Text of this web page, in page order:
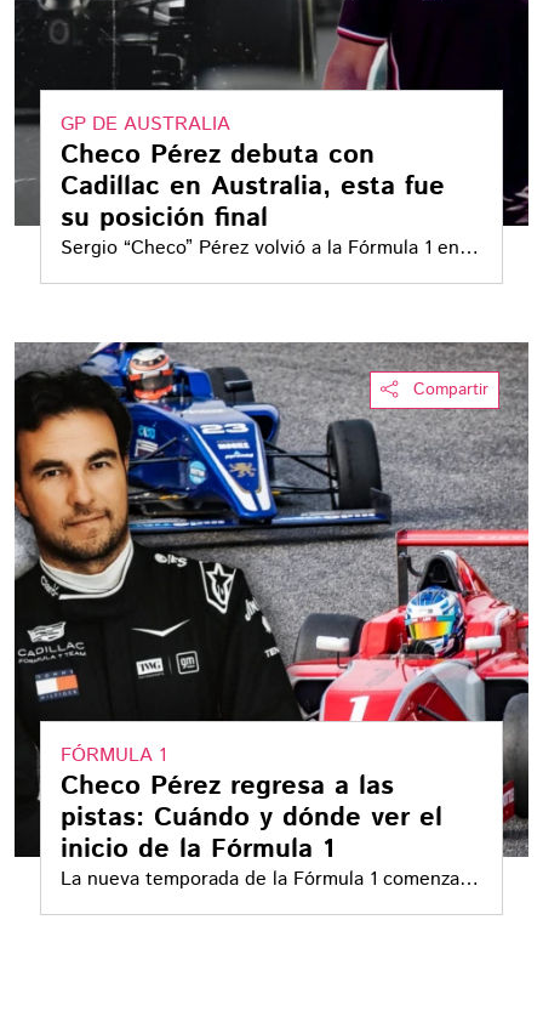
GP DE AUSTRALIA
Checo Pérez debuta con
Cadillac en Australia, esta fue
su posición final
Sergio “Checo” Pérez volvió a la Fórmula 1 en el
Gran Premio de Australia 2026, donde debutó
Albert Park, en Melbourne
Compartir
FÓRMULA 1
Checo Pérez regresa a las
pistas: Cuándo y dónde ver el
inicio de la Fórmula 1
La nueva temporada de la Fórmula 1 comenzará
en marzo con el Gran Premio de Australia y